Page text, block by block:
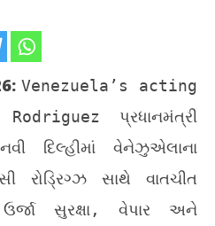
Venezuela’s acting
પ્રધાનમંત્રી
દિલ્હીમાં વેનેઝુએલાના
રોડ્રિગ્ઝ સાથે વાતચીત
સુરક્ષા, વેપાર અને